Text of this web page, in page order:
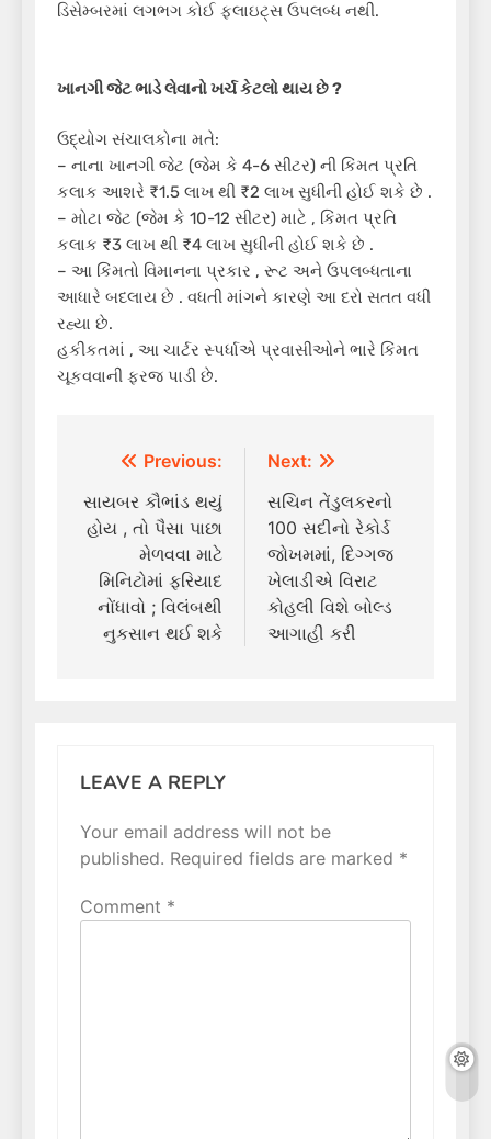
ડિસેમ્બરમાં લગભગ કોઈ ફ્લાઇટ્સ ઉપલબ્ધ નથી.
ખાનગી જેટ ભાડે લેવાનો ખર્ચ કેટલો થાય છે?
ઉદ્યોગ સંચાલકોના મતે:
– નાના ખાનગી જેટ (જેમ કે 4-6 સીટર) ની કિંમત પ્રતિ
કલાક આશરે ₹1.5 લાખ થી ₹2 લાખ સુધીની હોઈ શકે છે .
– મોટા જેટ (જેમ કે 10-12 સીટર) માટે , કિંમત પ્રતિ
કલાક ₹3 લાખ થી ₹4 લાખ સુધીની હોઈ શકે છે .
– આ કિંમતો વિમાનના પ્રકાર , રૂટ અને ઉપલબ્ધતાના
આધારે બદલાય છે . વધતી માંગને કારણે આ દરો સતત વધી
રહ્યા છે.
હકીકતમાં , આ ચાર્ટર સ્પર્ધાએ પ્રવાસીઓને ભારે કિંમત
ચૂકવવાની ફરજ પાડી છે.
Post
navigation
Previous:
સાયબર કૌભાંડ થયું
હોય , તો પૈસા પાછા
મેળવવા માટે
મિનિટોમાં ફરિયાદ
નોંધાવો ; વિલંબથી
નુકસાન થઈ શકે
Next:
સચિન તેંડુલકરનો
100 સદીનો રેકોર્ડ
જોખમમાં, દિગ્ગજ
ખેલાડીએ વિરાટ
કોહલી વિશે બોલ્ડ
આગાહી કરી
LEAVE A REPLY
Your email address will not be
published. Required fields are marked *
Comment *